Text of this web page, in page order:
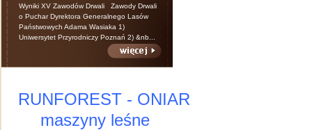
Wyniki XV Zawodów Drwali Zawody Drwali
o Puchar Dyrektora Generalnego Lasów
Państwowych Adama Wasiaka 1)
Uniwersytet Przyrodniczy Poznań 2) &nb...
RUNFOREST - ONIAR
maszyny leśne